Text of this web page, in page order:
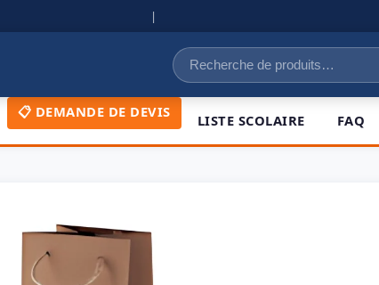
|
Recherche
pour :
📋 DEMANDE DE DEVIS LISTE SCOLAIRE FAQ